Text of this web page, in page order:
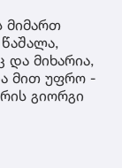
მიმართ
მიხარია,
მით უფრო -
გიორგი